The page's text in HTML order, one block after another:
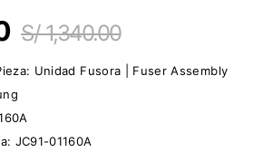
S/1,340.00
Unidad Fusora | Fuser Assembly
JC91-01160A